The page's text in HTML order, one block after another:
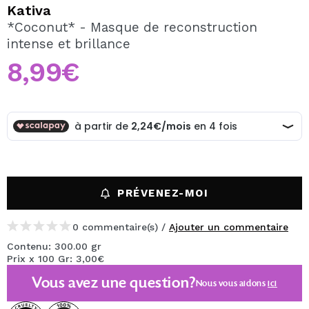
En créant un compte sur Maquibeauty.fr vous pourrez
effectuer vos achats rapidement, vérifier l'état de vos
Kativa
*Coconut* - Masque de reconstruction
intense et brillance
8,99€
PRÉVENEZ-MOI
0 commentaire(s) / Ajouter un commentaire
Contenu: 300.00 gr
Prix x 100 Gr: 3,00€
Vous avez une question?Nous vous aidonsici